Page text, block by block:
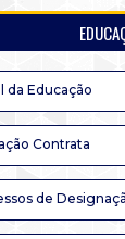
da Educação
Contrata
de